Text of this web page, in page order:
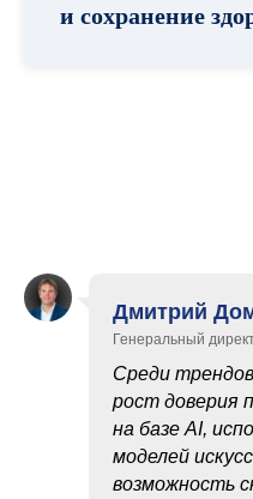
и сохранение
Дмитрий
Генеральный
Среди
рост доверия
на базе AI,
моделей
возможность